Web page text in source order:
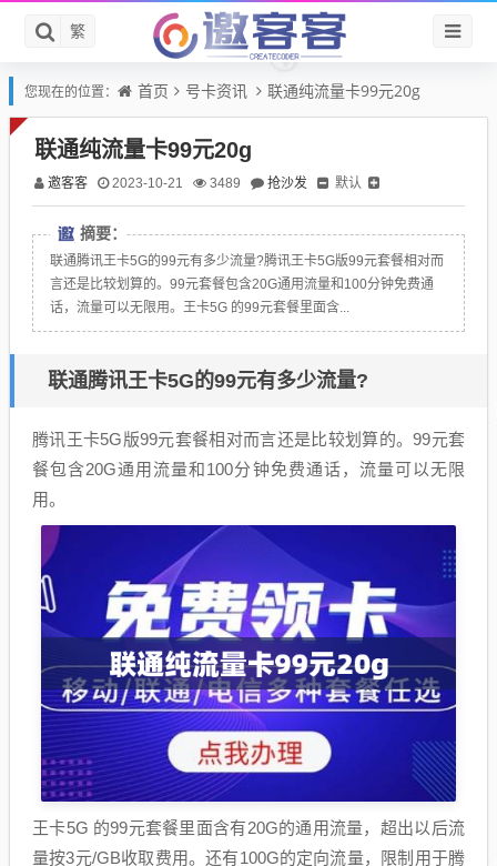
繁
您现在的位置： 首页 号卡资讯 联通纯流量卡99元20g
联通纯流量卡99元20g
邀客客 2023-10-21 3489 抢沙发 默认
摘要：
联通腾讯王卡5G的99元有多少流量?腾讯王卡5G版99元套餐相对而
言还是比较划算的。99元套餐包含20G通用流量和100分钟免费通
话，流量可以无限用。王卡5G 的99元套餐里面含...
联通腾讯王卡5G的99元有多少流量?
腾讯王卡5G版99元套餐相对而言还是比较划算的。99元套
餐包含20G通用流量和100分钟免费通话，流量可以无限
用。
王卡5G 的99元套餐里面含有20G的通用流量，超出以后流
量按3元/GB收取费用。还有100G的定向流量，限制用于腾